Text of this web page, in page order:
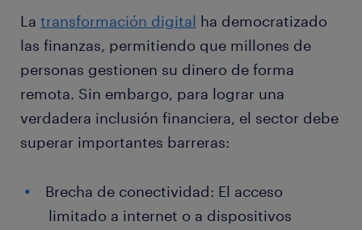
La transformación digital ha democratizado
las finanzas, permitiendo que millones de
personas gestionen su dinero de forma
remota. Sin embargo, para lograr una
verdadera inclusión financiera, el sector debe
superar importantes barreras:
Brecha de conectividad: El acceso
limitado a internet o a dispositivos